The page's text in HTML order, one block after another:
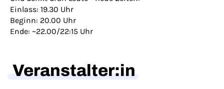
Einlass: 19.30 Uhr
Beginn: 20.00 Uhr
Ende: ~22.00/22:15 Uhr
Veranstalter:in